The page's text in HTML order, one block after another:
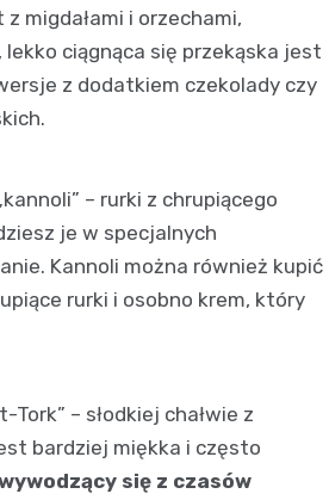
migdałami i orzechami,
ciągnąca się przekąska jest
z dodatkiem czekolady czy
– rurki z chrupiącego
je w specjalnych
Kannoli można również kupić
rurki i osobno krem, który
– słodkiej chałwie z
bardziej miękka i często
się z czasów